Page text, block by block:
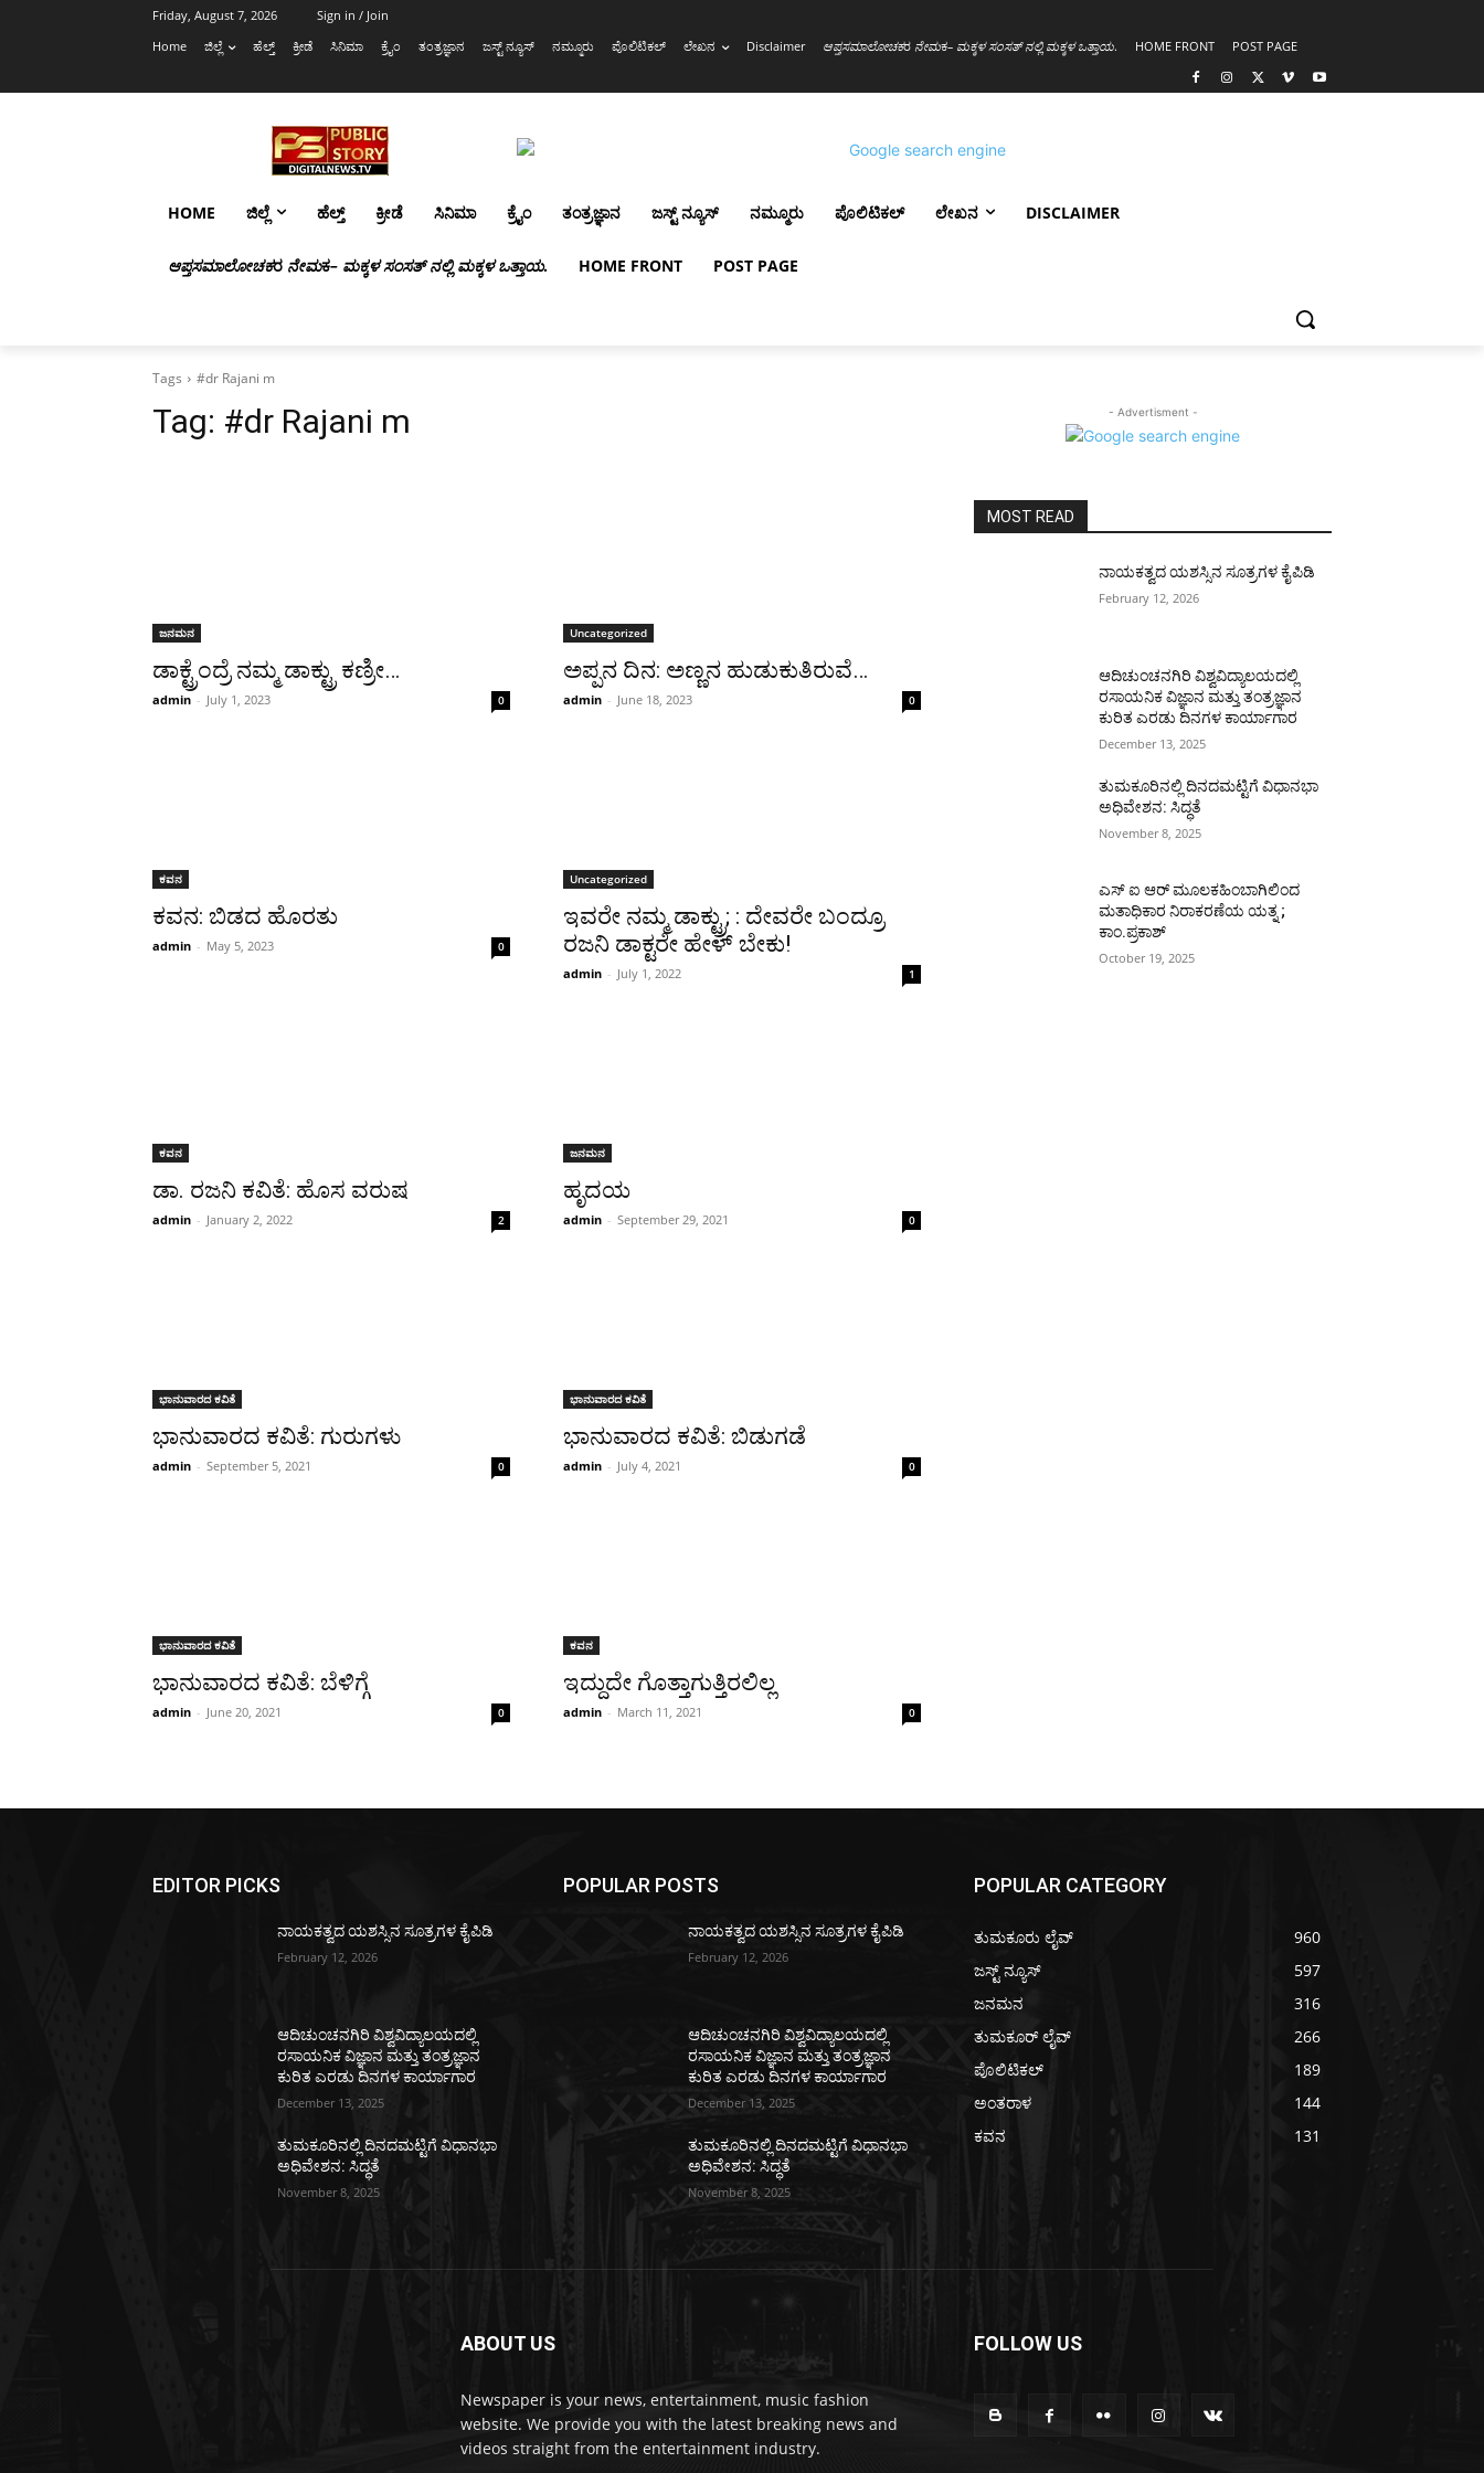
Friday, August 7, 2026
Sign in / Join
Home
ಜಿಲ್ಲೆ ಹೆಲ್ತ್ ಕ್ರೀಡೆ ಸಿನಿಮಾ ಕ್ರೈಂ ತಂತ್ರಜ್ಞಾನ ಜಸ್ಟ್ ನ್ಯೂಸ್ ನಮ್ಮೂರು ಪೊಲಿಟಿಕಲ್ ಲೇಖನ Disclaimer ಆಪ್ತಸಮಾಲೋಚಕರ ನೇಮಕ– ಮಕ್ಕಳ ಸಂಸತ್ ನಲ್ಲಿ ಮಕ್ಕಳ ಒತ್ತಾಯ. HOME FRONT POST PAGE
HOME ಜಿಲ್ಲೆ ಹೆಲ್ತ್ ಕ್ರೀಡೆ ಸಿನಿಮಾ ಕ್ರೈಂ ತಂತ್ರಜ್ಞಾನ ಜಸ್ಟ್ ನ್ಯೂಸ್ ನಮ್ಮೂರು ಪೊಲಿಟಿಕಲ್ ಲೇಖನ DISCLAIMER
ಆಪ್ತಸಮಾಲೋಚಕರ ನೇಮಕ– ಮಕ್ಕಳ ಸಂಸತ್ ನಲ್ಲಿ ಮಕ್ಕಳ ಒತ್ತಾಯ. HOME FRONT POST PAGE
Tags #dr Rajani m
Tag: #dr Rajani m
ಜನಮನ
ಡಾಕ್ಟ್ರೆಂದ್ರೆ ನಮ್ಮ ಡಾಕ್ಟ್ರು ಕಣ್ರೀ…
admin - July 1, 2023 0
Uncategorized
ಅಪ್ಪನ ದಿನ: ಅಣ್ಣನ ಹುಡುಕುತಿರುವೆ…
admin - June 18, 2023 0
ಕವನ
ಕವನ: ಬಿಡದ ಹೊರತು
admin - May 5, 2023 0
Uncategorized
ಇವರೇ ನಮ್ಮ ಡಾಕ್ಟ್ರು; : ದೇವರೇ ಬಂದ್ರೂ
ರಜನಿ ಡಾಕ್ಟರೇ ಹೇಳ್ ಬೇಕು!
admin - July 1, 2022 1
ಕವನ
ಡಾ. ರಜನಿ ಕವಿತೆ: ಹೊಸ ವರುಷ
admin - January 2, 2022 2
ಜನಮನ
ಹೃದಯ
admin - September 29, 2021 0
ಭಾನುವಾರದ ಕವಿತೆ
ಭಾನುವಾರದ ಕವಿತೆ: ಗುರುಗಳು
admin - September 5, 2021 0
ಭಾನುವಾರದ ಕವಿತೆ
ಭಾನುವಾರದ ಕವಿತೆ: ಬಿಡುಗಡೆ
admin - July 4, 2021 0
ಭಾನುವಾರದ ಕವಿತೆ
ಭಾನುವಾರದ ಕವಿತೆ: ಬೆಳಿಗ್ಗೆ
admin - June 20, 2021 0
ಕವನ
ಇದ್ದುದೇ ಗೊತ್ತಾಗುತ್ತಿರಲಿಲ್ಲ
admin - March 11, 2021 0
- Advertisment -
MOST READ
ನಾಯಕತ್ವದ ಯಶಸ್ಸಿನ ಸೂತ್ರಗಳ ಕೈಪಿಡಿ
February 12, 2026
ಆದಿಚುಂಚನಗಿರಿ ವಿಶ್ವವಿದ್ಯಾಲಯದಲ್ಲಿ
ರಸಾಯನಿಕ ವಿಜ್ಞಾನ ಮತ್ತು ತಂತ್ರಜ್ಞಾನ
ಕುರಿತ ಎರಡು ದಿನಗಳ ಕಾರ್ಯಾಗಾರ
December 13, 2025
ತುಮಕೂರಿನಲ್ಲಿ ದಿನದಮಟ್ಟಿಗೆ ವಿಧಾನಭಾ
ಅಧಿವೇಶನ: ಸಿದ್ಧತೆ
November 8, 2025
ಎಸ್ ಐ ಆರ್ ಮೂಲಕಹಿಂಬಾಗಿಲಿಂದ
ಮತಾಧಿಕಾರ ನಿರಾಕರಣೆಯ ಯತ್ನ ;
ಕಾಂ.ಪ್ರಕಾಶ್
October 19, 2025
EDITOR PICKS
ನಾಯಕತ್ವದ ಯಶಸ್ಸಿನ ಸೂತ್ರಗಳ ಕೈಪಿಡಿ
February 12, 2026
ಆದಿಚುಂಚನಗಿರಿ ವಿಶ್ವವಿದ್ಯಾಲಯದಲ್ಲಿ
ರಸಾಯನಿಕ ವಿಜ್ಞಾನ ಮತ್ತು ತಂತ್ರಜ್ಞಾನ
ಕುರಿತ ಎರಡು ದಿನಗಳ ಕಾರ್ಯಾಗಾರ
December 13, 2025
ತುಮಕೂರಿನಲ್ಲಿ ದಿನದಮಟ್ಟಿಗೆ ವಿಧಾನಭಾ
ಅಧಿವೇಶನ: ಸಿದ್ಧತೆ
November 8, 2025
POPULAR POSTS
ನಾಯಕತ್ವದ ಯಶಸ್ಸಿನ ಸೂತ್ರಗಳ ಕೈಪಿಡಿ
February 12, 2026
ಆದಿಚುಂಚನಗಿರಿ ವಿಶ್ವವಿದ್ಯಾಲಯದಲ್ಲಿ
ರಸಾಯನಿಕ ವಿಜ್ಞಾನ ಮತ್ತು ತಂತ್ರಜ್ಞಾನ
ಕುರಿತ ಎರಡು ದಿನಗಳ ಕಾರ್ಯಾಗಾರ
December 13, 2025
ತುಮಕೂರಿನಲ್ಲಿ ದಿನದಮಟ್ಟಿಗೆ ವಿಧಾನಭಾ
ಅಧಿವೇಶನ: ಸಿದ್ಧತೆ
November 8, 2025
POPULAR CATEGORY
ತುಮಕೂರು ಲೈವ್
960
ಜಸ್ಟ್ ನ್ಯೂಸ್
597
ಜನಮನ
316
ತುಮಕೂರ್ ಲೈವ್
266
ಪೊಲಿಟಿಕಲ್
189
ಅಂತರಾಳ
144
ಕವನ
131
ABOUT US
Newspaper is your news, entertainment, music fashion
website. We provide you with the latest breaking news and
videos straight from the entertainment industry.
FOLLOW US